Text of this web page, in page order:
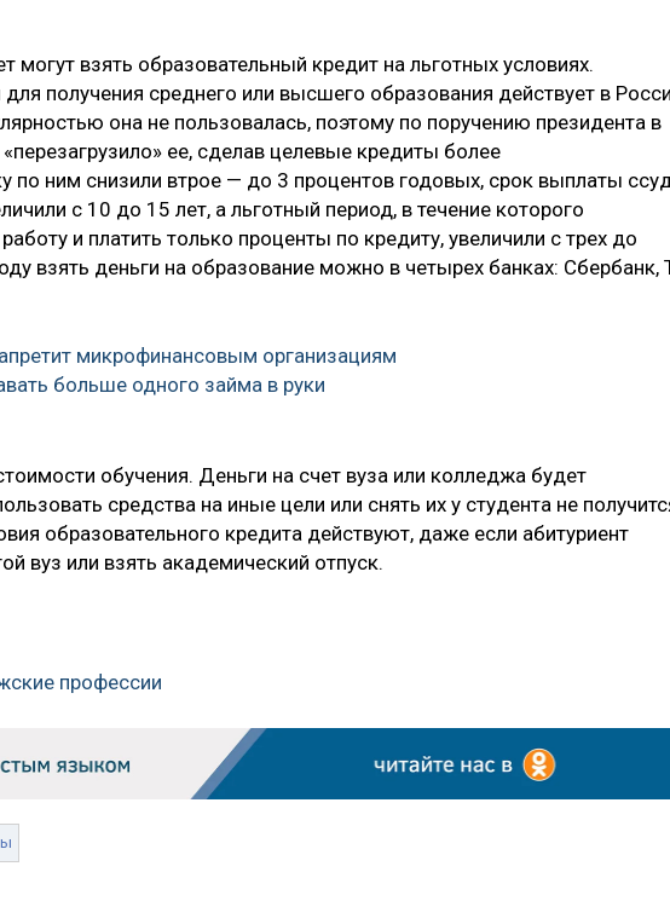
взять образовательный кредит на льготных условиях.
получения среднего или высшего образования действует в
она не пользовалась, поэтому по поручению президента в
ее, сделав целевые кредиты более
по ним снизили втрое — до 3 процентов годовых, срок выплаты
с 10 до 15 лет, а льготный период, в течение которого
и платить только проценты по кредиту, увеличили с трех до
взять деньги на образование можно в четырех банках: Сбербанк,
микрофинансовым организациям
больше одного займа в руки
обучения. Деньги на счет вуза или колледжа будет
средства на иные цели или снять их у студента не
образовательного кредита действуют, даже если абитуриент
вуз или взять академический отпуск.
профессии